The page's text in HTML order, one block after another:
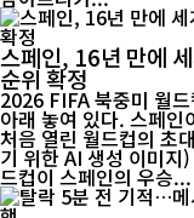
스페인, 16년 만에
순위 확정
2026 FIFA 북중미 월
아래 놓여 있다. 스페
처음 열린 월드컵의 초
기 위한 AI 생성 이미지) [인터내셔널포커스] 2026 FIFA 북중미 월
드컵이 스페인의 우승...